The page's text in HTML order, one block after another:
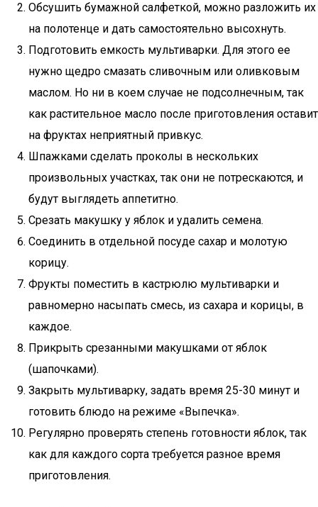
Обсушить бумажной салфеткой, можно разложить их
на полотенце и дать самостоятельно высохнуть.
Подготовить емкость мультиварки. Для этого ее
нужно щедро смазать сливочным или оливковым
маслом. Но ни в коем случае не подсолнечным, так
как растительное масло после приготовления оставит
на фруктах неприятный привкус.
Шпажками сделать проколы в нескольких
произвольных участках, так они не потрескаются, и
будут выглядеть аппетитно.
Срезать макушку у яблок и удалить семена.
Соединить в отдельной посуде сахар и молотую
корицу.
Фрукты поместить в кастрюлю мультиварки и
равномерно насыпать смесь, из сахара и корицы, в
каждое.
Прикрыть срезанными макушками от яблок
(шапочками).
Закрыть мультиварку, задать время 25-30 минут и
готовить блюдо на режиме «Выпечка».
Регулярно проверять степень готовности яблок, так
как для каждого сорта требуется разное время
приготовления.